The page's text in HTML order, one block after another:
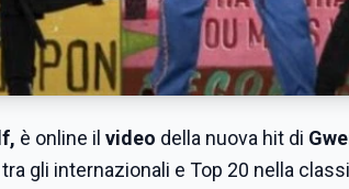
è online il video della nuova hit di
gli internazionali e Top 20 nella